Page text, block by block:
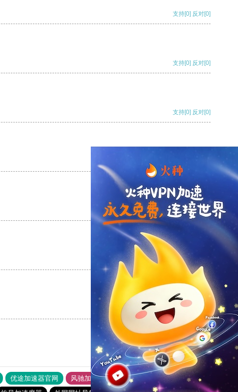
支持[0] 反对[0]
支持[0] 反对[0]
支持[0] 反对[0]
支持 [0] 反对[0]
支持[0] 反对
支持[0] 反对[0]
优途加速器官网 风驰加速器
旋风加速器